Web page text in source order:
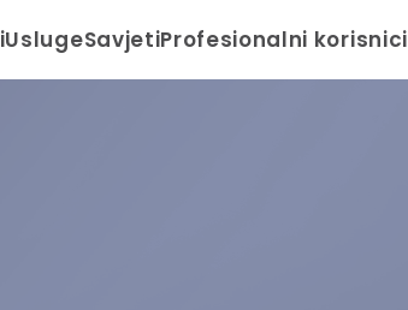
UslugeSavjetiProfesionalni korisnici